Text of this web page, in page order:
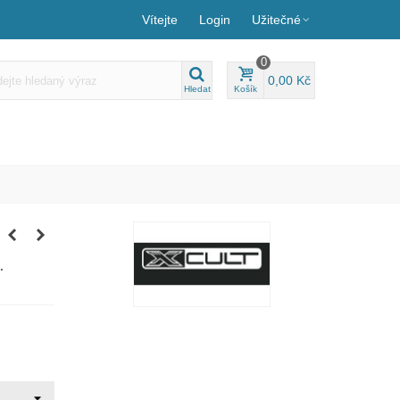
Vítejte Login Užitečné
Hledat Košík
0
0,00 Kč
.